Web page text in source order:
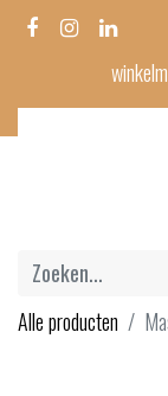
Alle producten